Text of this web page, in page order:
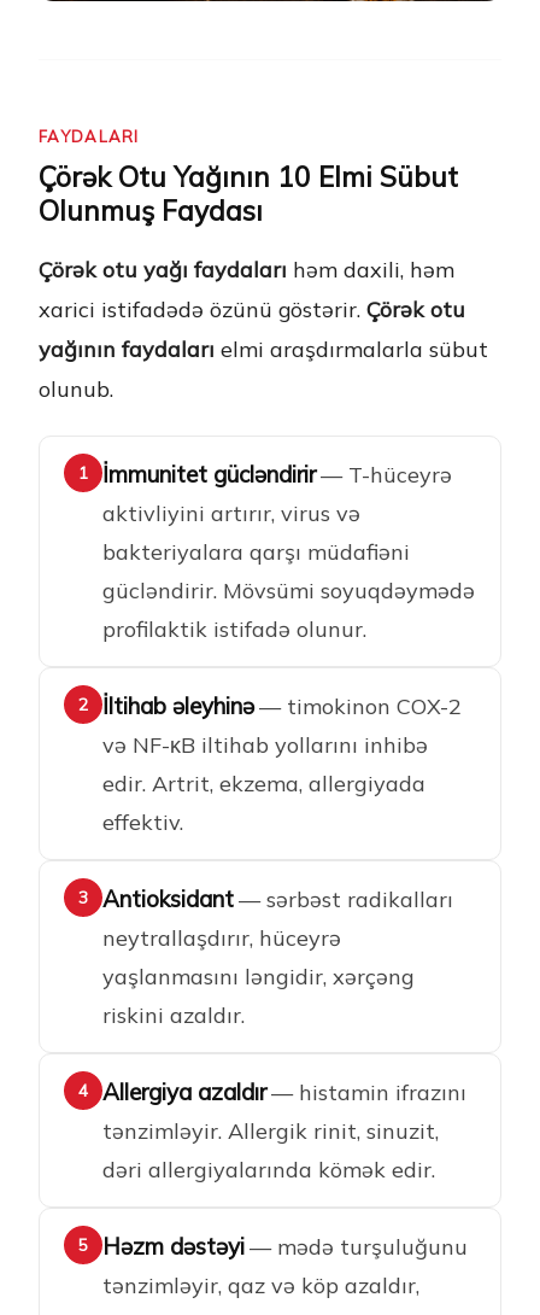
FAYDALARI
Çörək Otu Yağının 10 Elmi Sübut
Olunmuş Faydası
Çörək otu yağı faydaları həm daxili, həm
xarici istifadədə özünü göstərir. Çörək otu
yağının faydaları elmi araşdırmalarla sübut
olunub.
1 İmmunitet gücləndirir— T-hüceyrə
aktivliyini artırır, virus və
bakteriyalara qarşı müdafiəni
gücləndirir. Mövsümi soyuqdəymədə
profilaktik istifadə olunur.
2 İltihab əleyhinə— timokinon COX-2
və NF-κB iltihab yollarını inhibə
edir. Artrit, ekzema, allergiyada
effektiv.
3 Antioksidant— sərbəst radikalları
neytrallaşdırır, hüceyrə
yaşlanmasını ləngidir, xərçəng
riskini azaldır.
4 Allergiya azaldır— histamin ifrazını
tənzimləyir. Allergik rinit, sinuzit,
dəri allergiyalarında kömək edir.
5 Həzm dəstəyi— mədə turşuluğunu
tənzimləyir, qaz və köp azaldır,